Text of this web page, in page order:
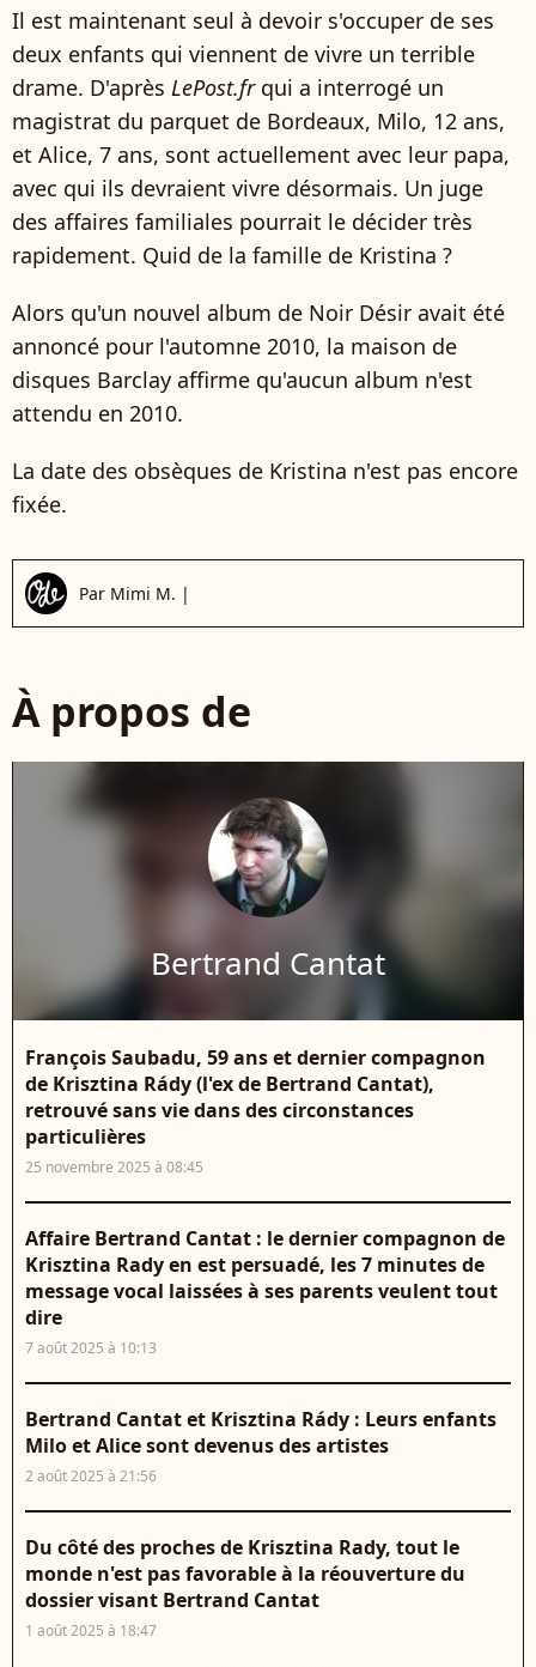
Il est maintenant seul à devoir s'occuper de ses
deux enfants qui viennent de vivre un terrible
drame. D'après LePost.frqui a interrogé un
magistrat du parquet de Bordeaux, Milo, 12 ans,
et Alice, 7 ans, sont actuellement avec leur papa,
avec qui ils devraient vivre désormais. Un juge
des affaires familiales pourrait le décider très
rapidement. Quid de la famille de Kristina ?
Alors qu'un nouvel album de Noir Désir avait été
annoncé pour l'automne 2010, la maison de
disques Barclay affirme qu'aucun album n'est
attendu en 2010.
La date des obsèques de Kristina n'est pas encore
fixée.
Par Mimi M. |
À propos de
Bertrand Cantat
François Saubadu, 59 ans et dernier compagnon
de Krisztina Rády (l'ex de Bertrand Cantat),
retrouvé sans vie dans des circonstances
particulières
25 novembre 2025 à 08:45
Affaire Bertrand Cantat : le dernier compagnon de
Krisztina Rady en est persuadé, les 7 minutes de
message vocal laissées à ses parents veulent tout
dire
7 août 2025 à 10:13
Bertrand Cantat et Krisztina Rády : Leurs enfants
Milo et Alice sont devenus des artistes
2 août 2025 à 21:56
Du côté des proches de Krisztina Rady, tout le
monde n'est pas favorable à la réouverture du
dossier visant Bertrand Cantat
1 août 2025 à 18:47